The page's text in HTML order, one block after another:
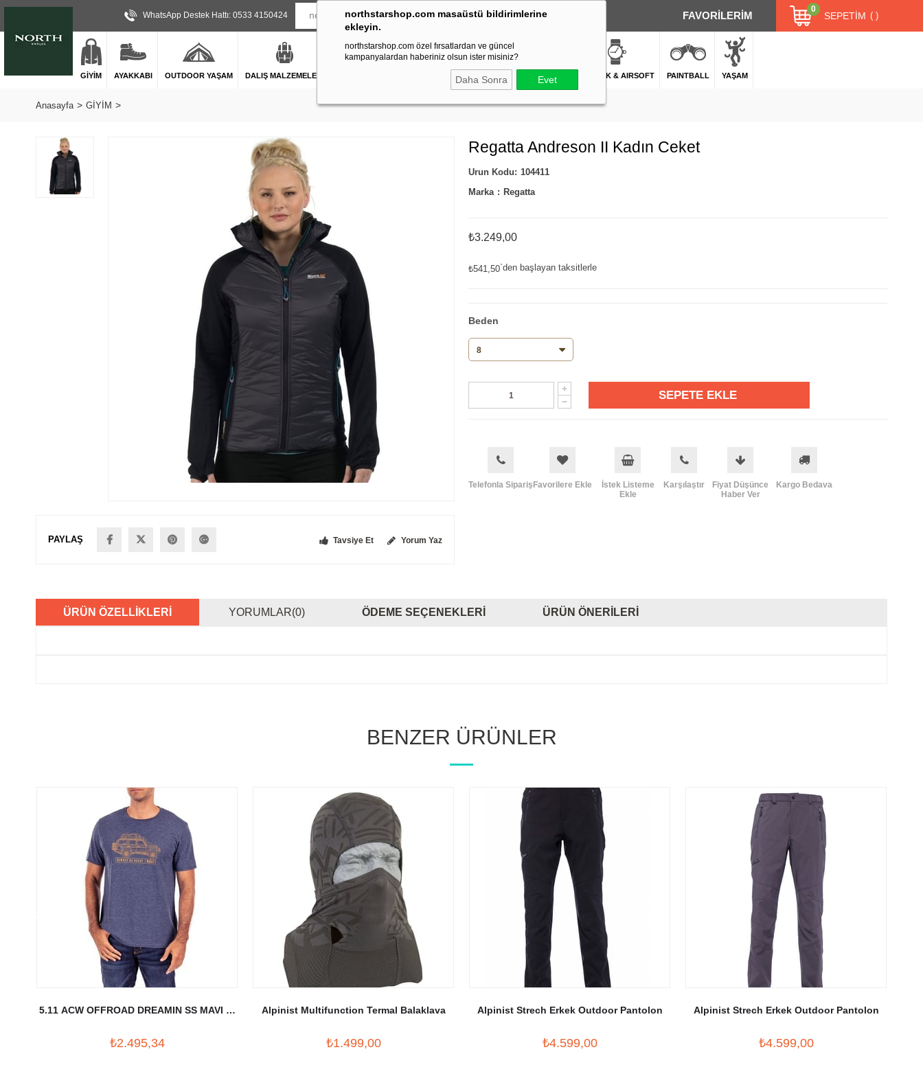
northstarshop.com masaüstü bildirimlerine
ekleyin.
northstarshop.com özel fırsatlardan ve güncel
kampanyalardan haberiniz olsun ister misiniz?
Daha Sonra Evet
WhatsApp Destek Hattı: 0533 4150424 FAVORİLERİM SEPETIM
0
GİYİM AYAKKABI OUTDOOR YAŞAM DALIŞ MALZEMELERİ FENER DAĞCILIK & İŞ GÜVENLİĞİ ATICILIK & AIRSOFT PAINTBALL YAŞAM
Anasayfa GİYİM
PAYLAŞ Tavsiye Et Yorum Yaz
Regatta Andreson II Kadın Ceket
104411
Marka : Regatta
₺3.249,00
₺541,50`den başlayan taksitlerle
Beden
Telefonla Sipariş Favorilere Ekle
İstek Listeme
Ekle
Karşılaştır
Fiyat Düşünce
Haber Ver
Kargo Bedava
ÜRÜN ÖZELLIKLERI YORUMLAR(0) ÖDEME SEÇENEKLERI ÜRÜN ÖNERILERI
BENZER ÜRÜNLER
5.11 ACW OFFROAD DREAMIN SS MAVI T-
₺2.495,34
Alpinist Multifunction Termal Balaklava
₺1.499,00
Alpinist Strech Erkek Outdoor Pantolon
₺4.599,00
Alpinist Strech Erkek Outdoor Pantolon
₺4.599,00